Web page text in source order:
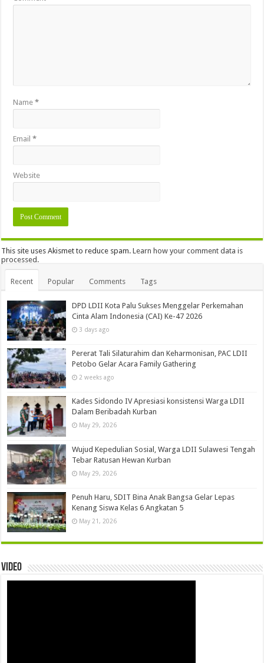
Name*
Email*
Website
This site uses Akismet to reduce spam.Learn how your comment data is
processed.
Recent Popular Comments Tags
DPD LDII Kota Palu Sukses Menggelar Perkemahan
Cinta Alam Indonesia (CAI) Ke-47 2026
3 days ago
Pererat Tali Silaturahim dan Keharmonisan, PAC LDII
Petobo Gelar Acara Family Gathering
2 weeks ago
Kades Sidondo IV Apresiasi konsistensi Warga LDII
Dalam Beribadah Kurban
May 29, 2026
Wujud Kepedulian Sosial, Warga LDII Sulawesi Tengah
Tebar Ratusan Hewan Kurban
May 29, 2026
Penuh Haru, SDIT Bina Anak Bangsa Gelar Lepas
Kenang Siswa Kelas 6 Angkatan 5
May 21, 2026
Video